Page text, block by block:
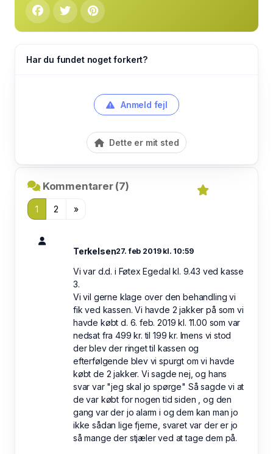
Har du fundet noget forkert?
Anmeld fejl
Dette er mit sted
Kommentarer (7)
1 2 »
Terkelsen27. feb 2019 kl. 10:59
Vi var d.d. i Føtex Egedal kl. 9.43 ved kasse
3.
Vi vil gerne klage over den behandling vi
fik ved kassen. Vi havde 2 jakker på som vi
havde købt d. 6. feb. 2019 kl. 11.00 som var
nedsat fra 499 kr. til 199 kr. Imens vi stod
der blev der ringet til kassen og
efterfølgende blev vi spurgt om vi havde
købt de 2 jakker. Vi sagde nej, og hans
svar var "jeg skal jo spørge" Så sagde vi at
de var købt for nogen tid siden , og den
gang var der jo alarm i og dem kan man jo
ikke sådan lige fjerne, svaret var der er jo
så mange der stjæler ved at tage dem på.